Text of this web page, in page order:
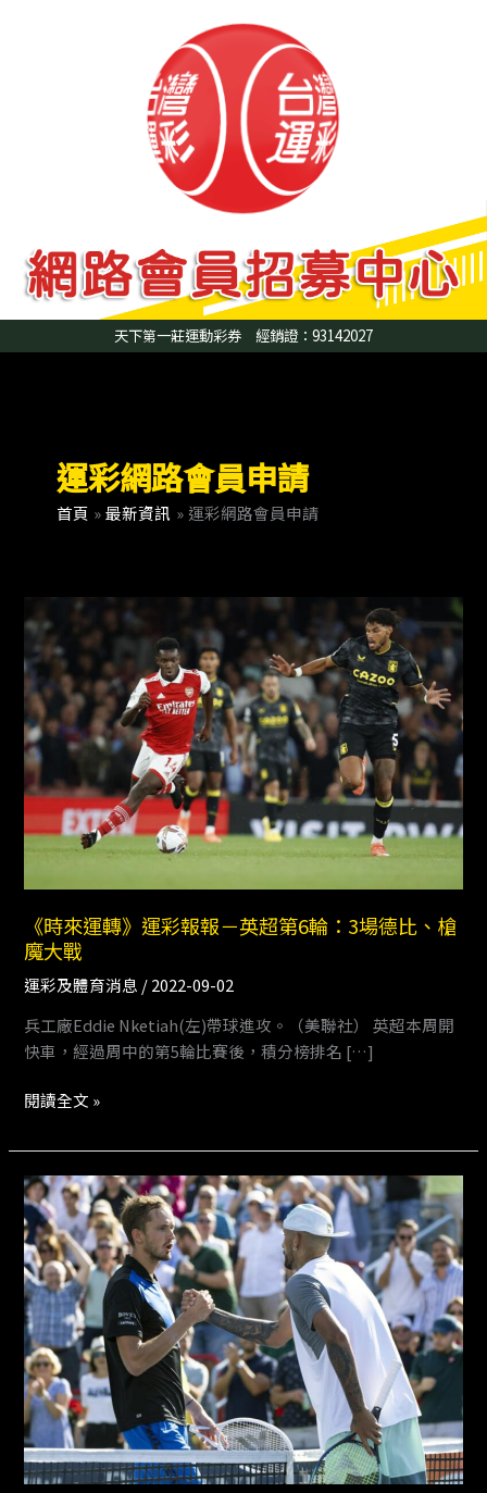
天下第一莊運動彩券 經銷證：93142027
運彩網路會員申請
首頁 最新資訊 運彩網路會員申請
《時來運轉》運彩報報－英超第6輪：3場德比、槍
魔大戰
運彩及體育消息 /2022-09-02
兵工廠Eddie Nketiah(左)帶球進攻。（美聯社） 英超本周開
快車，經過周中的第5輪比賽後，積分榜排名 […]
《時
來
運
轉》
運
彩
報
報
－
英
第
輪：
3
場
德
比、
魔
戰
閱讀全文 »
《時
來
運
轉》
運
彩
報
報
－
加
拿
大